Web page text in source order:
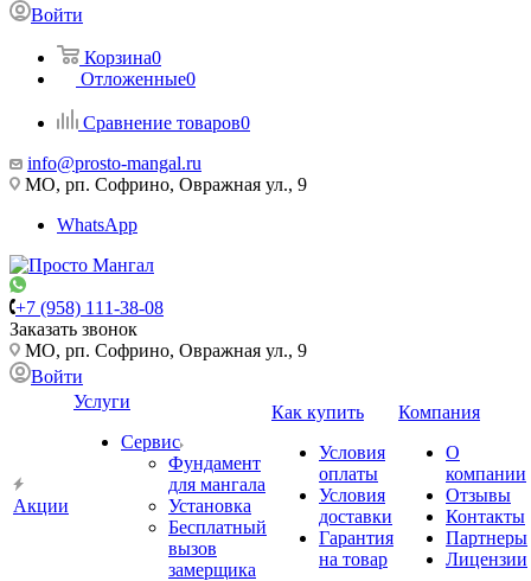
Войти
Корзина0
Отложенные0
Сравнение товаров0
info@prosto-mangal.ru
МО, рп. Софрино, Овражная ул., 9
WhatsApp
+7 (958) 111-38-08
Заказать звонок
МО, рп. Софрино, Овражная ул., 9
Войти
Акции
Услуги
Сервис
Фундамент
для мангала
Установка
Бесплатный
вызов
замерщика
Как купить
Условия
оплаты
Условия
доставки
Гарантия
на товар
Компания
О
компании
Отзывы
Контакты
Партнеры
Лицензии